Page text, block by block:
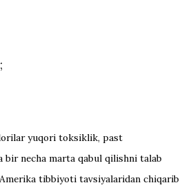
;
yuqori toksiklik, past
bir necha marta qabul qilishni talab
tibbiyoti tavsiyalaridan chiqarib